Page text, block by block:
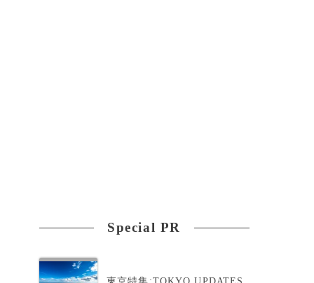
Special PR
東京特集:TOKYO UPDATES